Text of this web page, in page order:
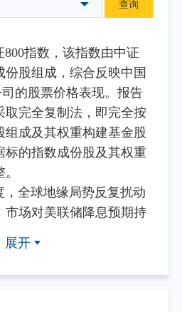
查询
指数，该指数由中证
份股组成，综合反映中国
的股票价格表现。报告
取完全复制法，即完全按
组成及其权重构建基金股
标的指数成份股及其权重
，全球地缘局势反复扰动
市场对美联储降息预期持
稳步修复，中央政治局会
措，着力扩大内需、防范
展开